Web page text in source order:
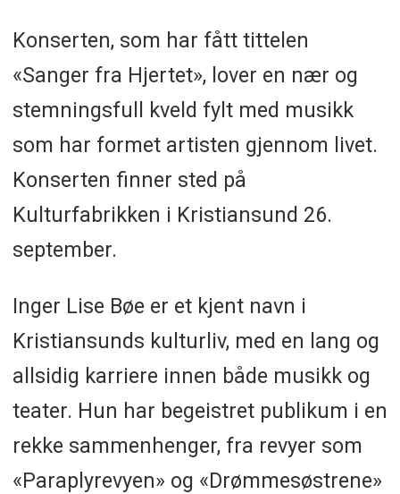
Konserten, som har fått tittelen
«Sanger fra Hjertet», lover en nær og
stemningsfull kveld fylt med musikk
som har formet artisten gjennom livet.
Konserten finner sted på
Kulturfabrikken i Kristiansund 26.
september.
Inger Lise Bøe er et kjent navn i
Kristiansunds kulturliv, med en lang og
allsidig karriere innen både musikk og
teater. Hun har begeistret publikum i en
rekke sammenhenger, fra revyer som
«Paraplyrevyen» og «Drømmesøstrene»